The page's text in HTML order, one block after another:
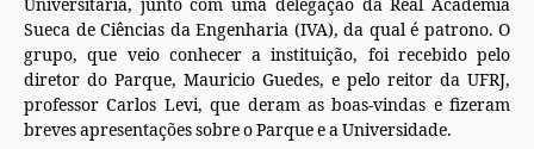
Universitária, junto com uma delegação da Real Academia
Sueca de Ciências da Engenharia (IVA), da qual é patrono. O
grupo, que veio conhecer a instituição, foi recebido pelo
diretor do Parque, Mauricio Guedes, e pelo reitor da UFRJ,
professor Carlos Levi, que deram as boas-vindas e fizeram
breves apresentações sobre o Parque e a Universidade.